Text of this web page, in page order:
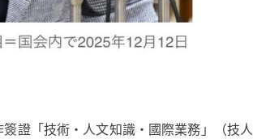
證「技術・人文知識・國際業務」（技人